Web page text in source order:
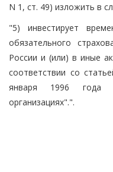
N 1, ст. 49) изложить в
"5) инвестирует
обязательного
России и (или) в иные
соответствии со
января 1996 года
организациях".".